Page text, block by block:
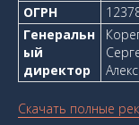
ОГРН
Генеральн
ый
директор
Скачать полные